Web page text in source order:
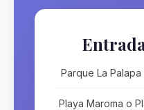
Parque La
Playa Maroma o